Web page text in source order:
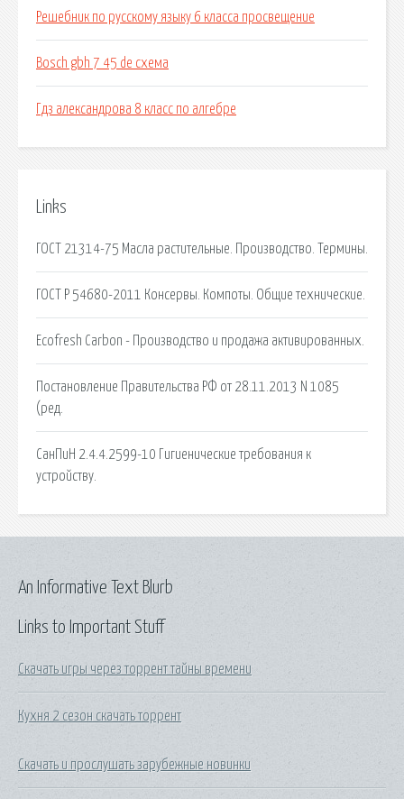
Решебник по русскому языку 6 класса просвещение
Bosch gbh 7 45 de схема
Гдз александрова 8 класс по алгебре
Links
ГОСТ 21314-75 Масла растительные. Производство. Термины.
ГОСТ Р 54680-2011 Консервы. Компоты. Общие технические.
Ecofresh Carbon - Производство и продажа активированных.
Постановление Правительства РФ от 28.11.2013 N 1085
(ред.
СанПиН 2.4.4.2599-10 Гигиенические требования к
устройству.
Links to Important Stuff
Скачать игры через торрент тайны времени
Кухня 2 сезон скачать торрент
Скачать и прослушать зарубежные новинки
An Informative Text Blurb